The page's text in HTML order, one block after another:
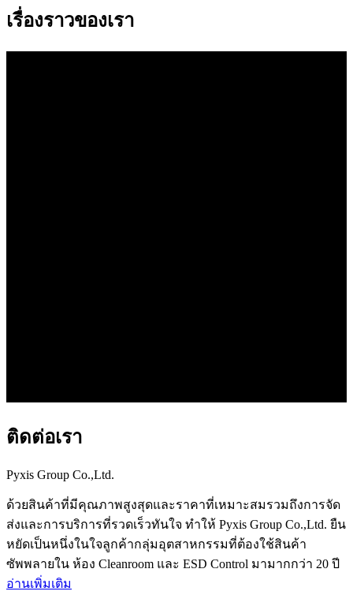
เรื่องราวของเรา
ติดต่อเรา
Pyxis Group Co.,Ltd.
ด้วยสินค้าที่มีคุณภาพสูงสุดและราคาที่เหมาะสมรวมถึงการจัด
ส่งและการบริการที่รวดเร็วทันใจ ทำให้ Pyxis Group Co.,Ltd. ยืน
หยัดเป็นหนึ่งในใจลูกค้ากลุ่มอุตสาหกรรมที่ต้องใช้สินค้า
ซัพพลายใน ห้อง Cleanroom และ ESD Control มามากกว่า 20 ปี
อ่านเพิ่มเติม